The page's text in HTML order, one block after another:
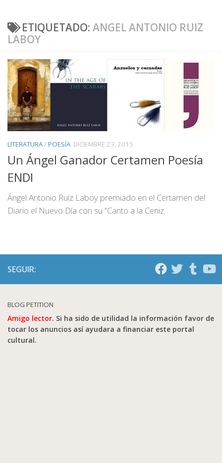
ETIQUETADO: ANGEL ANTONIO RUIZ
LABOY
LITERATURA/POESÍA DICIEMBRE 23, 2015
Un Ángel Ganador Certamen Poesía
ENDI
Ángel Antonio Ruiz Laboy premiado en el Certamen del
Diario el Nuevo Día con su “Canto a la Ceniz.
SEGUIR:
BLOG PETITION
Amigo lector. Si ha sido de utilidad la información favor de
tocar los anuncios así ayudara a financiar este portal
cultural.